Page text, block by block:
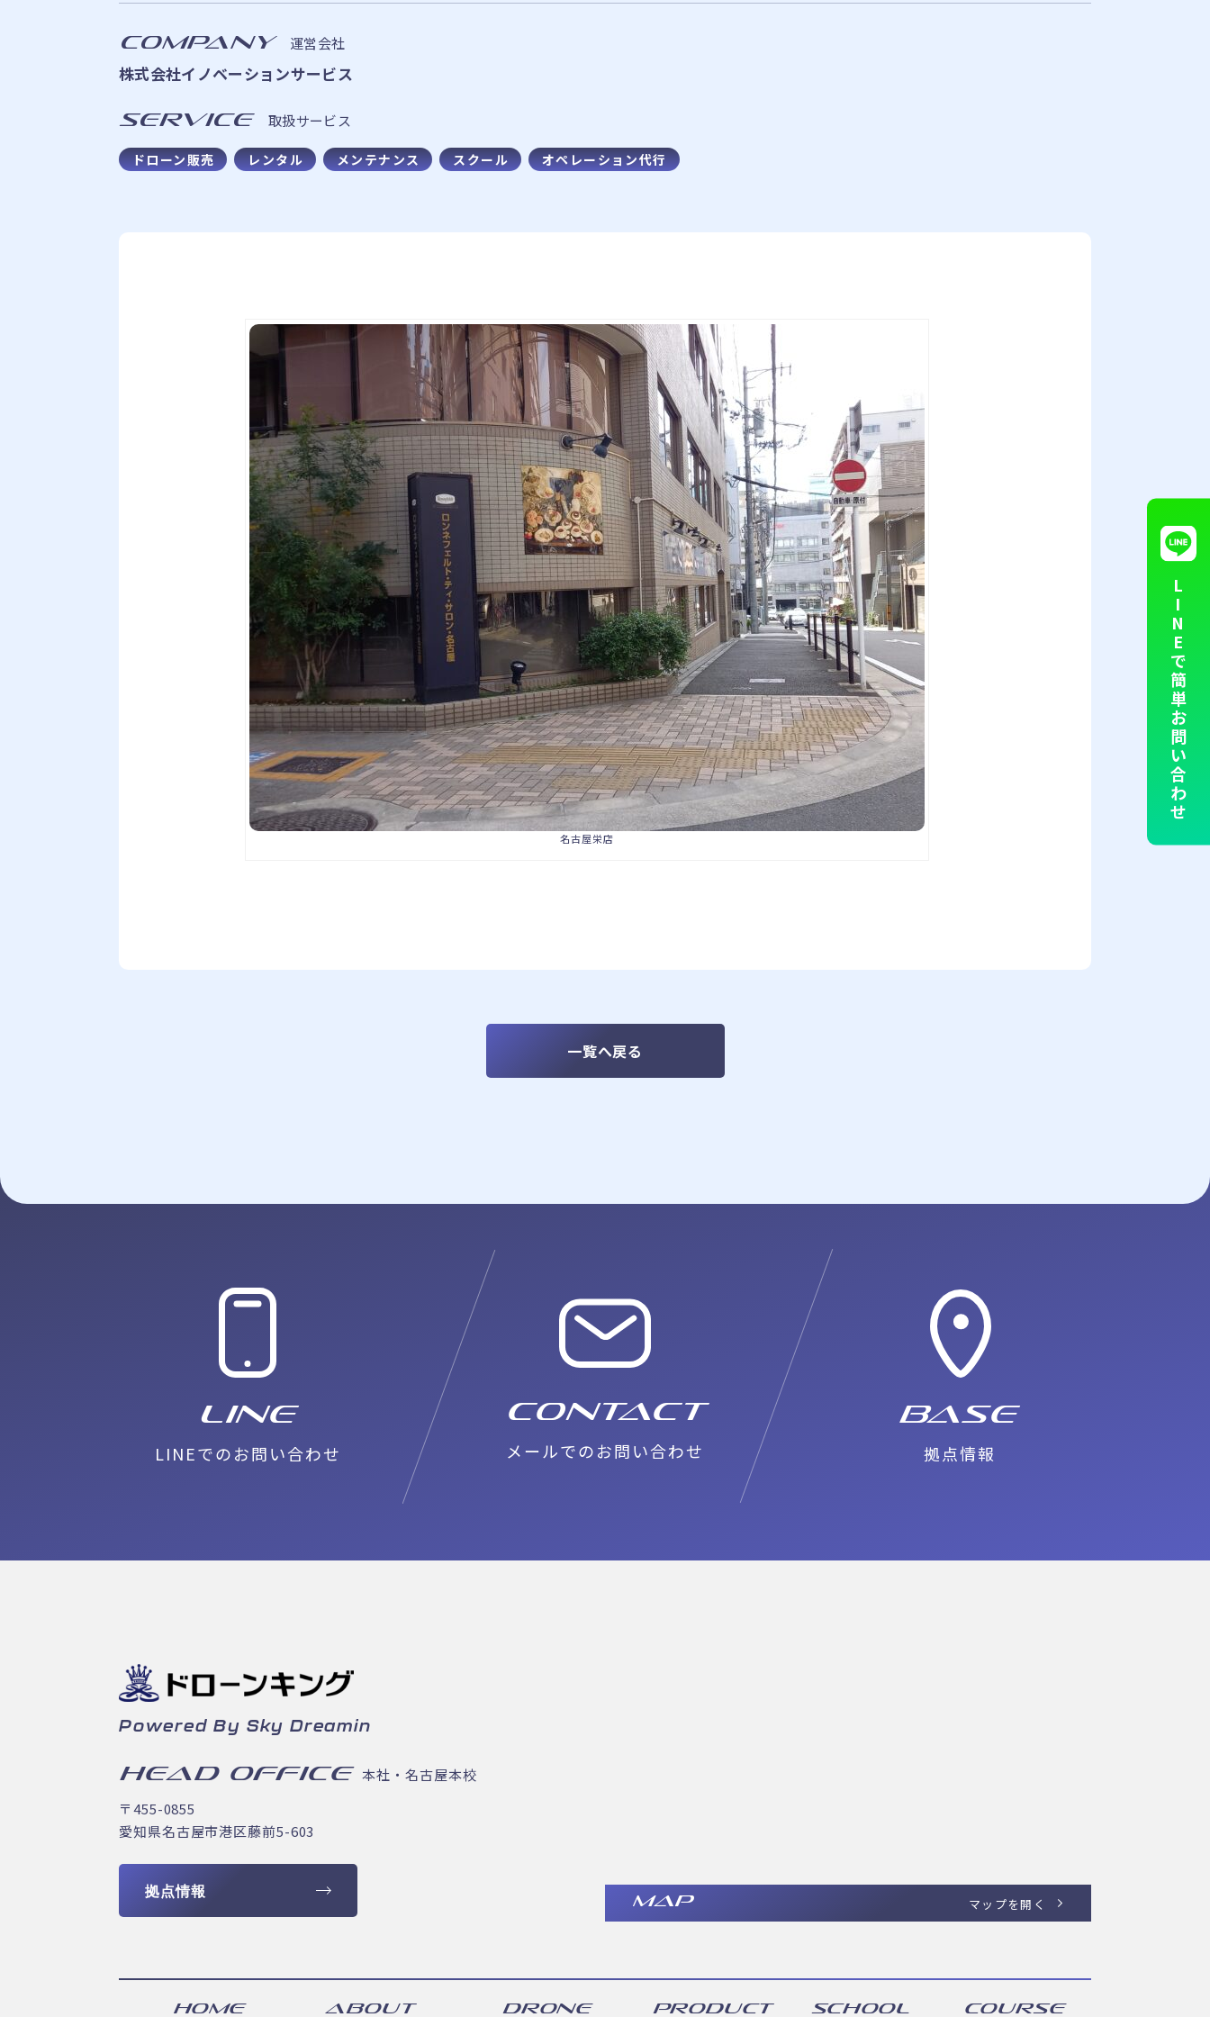
Drone
ドローン販売・メンテナンス
Product
製品紹介
SCHOOL
ドローンスクール
COURSE
コース紹介
OPERATION
オペレーション代行
HOME
ABOUT
会社概要
BASE
拠点情報
franchise
フランチャイズ募集
L
I
N
E
で
簡
単
お
問
い
合
わ
せ
COMPANY 運営会社
株式会社イノベーションサービス
SERVICE 取扱サービス
ドローン販売 レンタル メンテナンス スクール オペレーション代行
名古屋栄店
一覧へ戻る
LINE
LINEでのお問い合わせ
CONTACT
メールでのお問い合わせ
Base
拠点情報
Powered By Sky Dreamin
HEAD OFFICE 本社・名古屋本校
〒455-0855
愛知県名古屋市港区藤前5-603
拠点情報
MAP マップを開く
HOME ABOUT DRONE PRODUCT SCHOOL COURSE